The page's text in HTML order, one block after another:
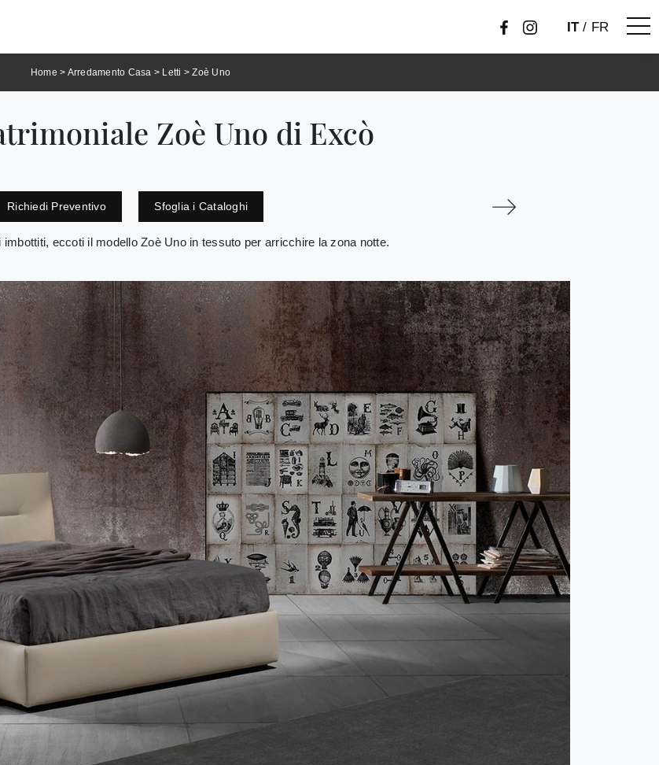
IT/ FR
Home > Arredamento Casa > Letti >Zoè Uno
Zoè Uno di Excò
Richiedi Preventivo Sfoglia i Cataloghi
eccoti il modello Zoè Uno in tessuto per arricchire la zona notte.